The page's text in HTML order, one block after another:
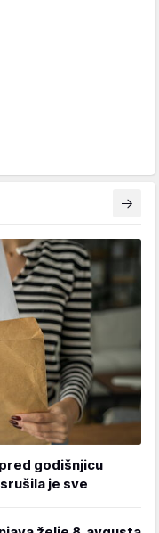
godišnjicu
je sve